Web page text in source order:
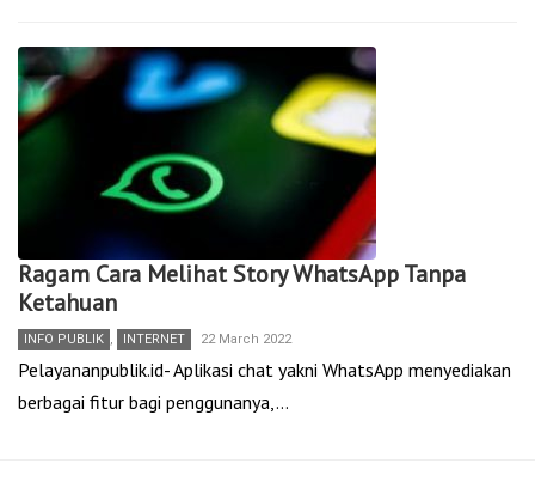
Ragam Cara Melihat Story WhatsApp Tanpa
Ketahuan
INFO PUBLIK , INTERNET 22 March 2022
Pelayananpublik.id- Aplikasi chat yakni WhatsApp menyediakan
berbagai fitur bagi penggunanya,…